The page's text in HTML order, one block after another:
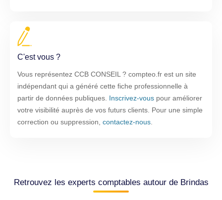
C'est vous ?
Vous représentez CCB CONSEIL ? compteo.fr est un site
indépendant qui a généré cette fiche professionnelle à
partir de données publiques. Inscrivez-vous pour améliorer
votre visibilité auprès de vos futurs clients. Pour une simple
correction ou suppression, contactez-nous
Retrouvez les experts comptables autour de Brindas